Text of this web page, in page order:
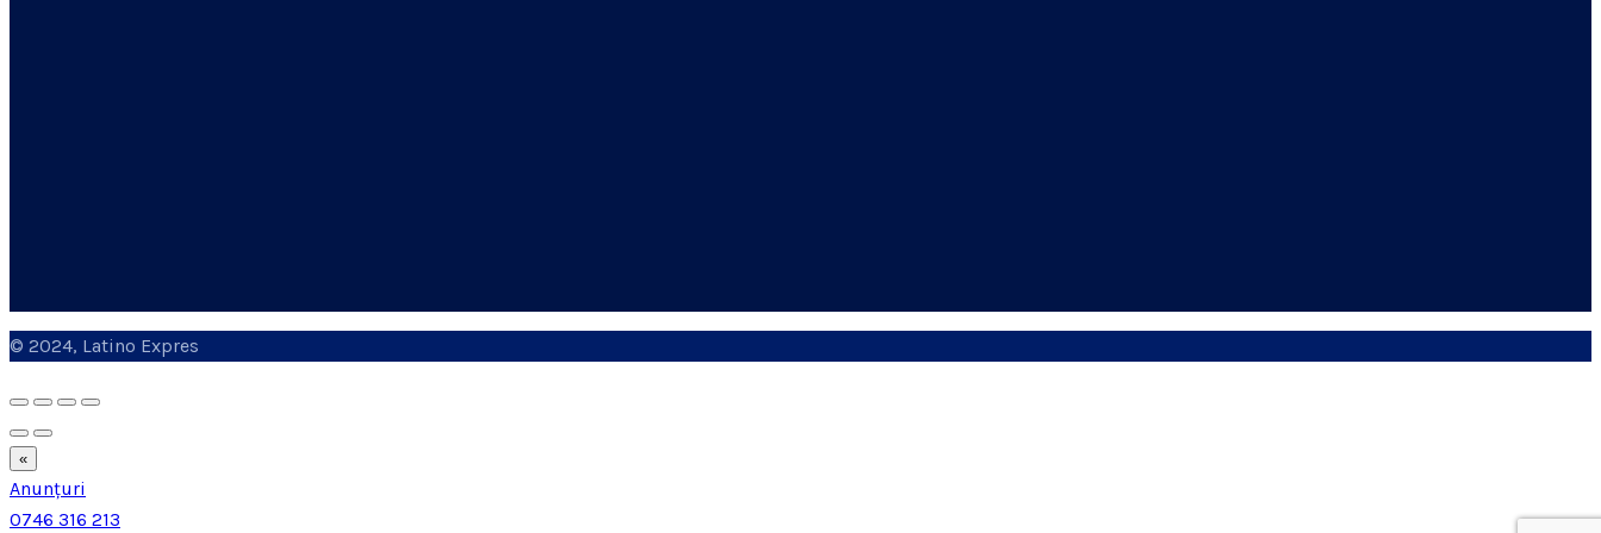
© 2024, Latino Expres
«
Anunțuri
0746 316 213